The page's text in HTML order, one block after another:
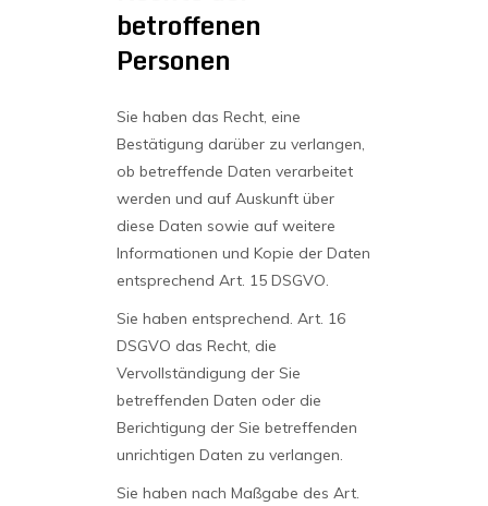
betroffenen
Personen
Sie haben das Recht, eine
Bestätigung darüber zu verlangen,
ob betreffende Daten verarbeitet
werden und auf Auskunft über
diese Daten sowie auf weitere
Informationen und Kopie der Daten
entsprechend Art. 15 DSGVO.
Sie haben entsprechend. Art. 16
DSGVO das Recht, die
Vervollständigung der Sie
betreffenden Daten oder die
Berichtigung der Sie betreffenden
unrichtigen Daten zu verlangen.
Sie haben nach Maßgabe des Art.